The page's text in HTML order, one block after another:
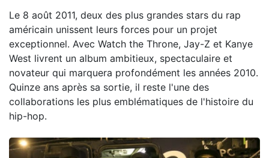
Le 8 août 2011, deux des plus grandes stars du rap
américain unissent leurs forces pour un projet
exceptionnel. Avec Watch the Throne, Jay-Z et Kanye
West livrent un album ambitieux, spectaculaire et
novateur qui marquera profondément les années 2010.
Quinze ans après sa sortie, il reste l'une des
collaborations les plus emblématiques de l'histoire du
hip-hop.